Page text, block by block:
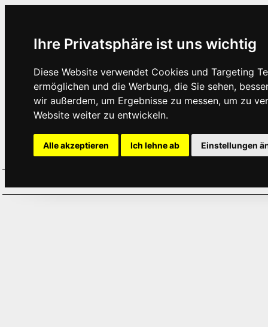
Ihre Privatsphäre ist uns wichtig
Diese Website verwendet Cookies und Targeting
ermöglichen und die Werbung, die Sie sehen,
wir außerdem, um Ergebnisse zu messen, um zu
Website weiter zu entwickeln.
Alle akzeptieren Ich lehne ab Einstellungen